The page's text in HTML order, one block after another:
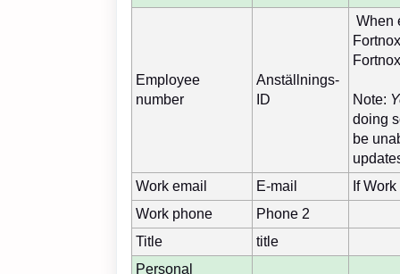
Employee
number
Anställnings-
ID
When
Note:
doing
be
Work email
E-mail
If
Work phone
Phone 2
Title
title
Personal